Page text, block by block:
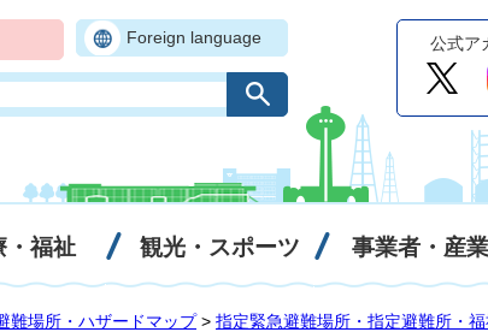
Foreign language 公式ア
・福祉 観光・スポーツ 事業者・産業
難場所・ハザードマップ> 指定緊急避難場所・指定避難所・